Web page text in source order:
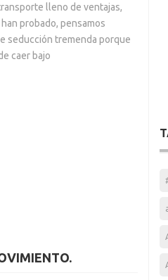
lleno de ventajas,
probado, pensamos
seducción tremenda porque
caer bajo